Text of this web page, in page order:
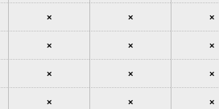
× × ×
× × ×
× × ×
× × ×